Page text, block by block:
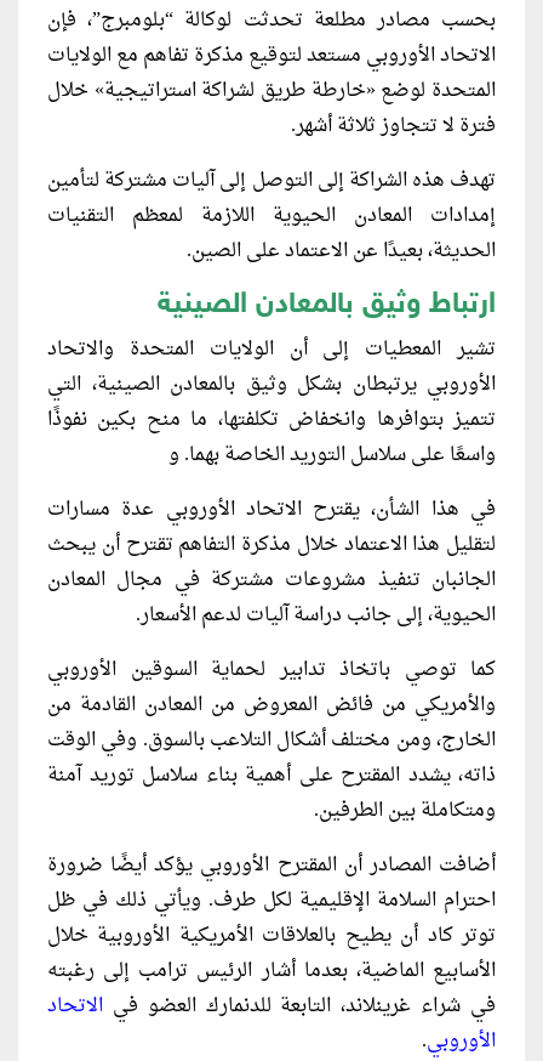
بحسب مصادر مطلعة تحدثت لوكالة “بلومبرج”، فإن
الاتحاد الأوروبي مستعد لتوقيع مذكرة تفاهم مع الولايات
المتحدة لوضع «خارطة طريق لشراكة استراتيجية» خلال
فترة لا تتجاوز ثلاثة أشهر.
تهدف هذه الشراكة إلى التوصل إلى آليات مشتركة لتأمين
إمدادات المعادن الحيوية اللازمة لمعظم التقنيات
الحديثة، بعيدًا عن الاعتماد على الصين.
ارتباط وثيق بالمعادن الصينية
تشير المعطيات إلى أن الولايات المتحدة والاتحاد
الأوروبي يرتبطان بشكل وثيق بالمعادن الصينية، التي
تتميز بتوافرها وانخفاض تكلفتها، ما منح بكين نفوذًا
واسعًا على سلاسل التوريد الخاصة بهما. و
في هذا الشأن، يقترح الاتحاد الأوروبي عدة مسارات
لتقليل هذا الاعتماد خلال مذكرة التفاهم تقترح أن يبحث
الجانبان تنفيذ مشروعات مشتركة في مجال المعادن
الحيوية، إلى جانب دراسة آليات لدعم الأسعار.
كما توصي باتخاذ تدابير لحماية السوقين الأوروبي
والأمريكي من فائض المعروض من المعادن القادمة من
الخارج، ومن مختلف أشكال التلاعب بالسوق. وفي الوقت
ذاته، يشدد المقترح على أهمية بناء سلاسل توريد آمنة
ومتكاملة بين الطرفين.
أضافت المصادر أن المقترح الأوروبي يؤكد أيضًا ضرورة
احترام السلامة الإقليمية لكل طرف. ويأتي ذلك في ظل
توتر كاد أن يطيح بالعلاقات الأمريكية الأوروبية خلال
الأسابيع الماضية، بعدما أشار الرئيس ترامب إلى رغبته
في شراء غرينلاند، التابعة للدنمارك العضو في الاتحاد
الأوروبي.